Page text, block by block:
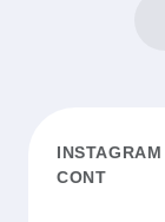
INSTAGRAM
CONT